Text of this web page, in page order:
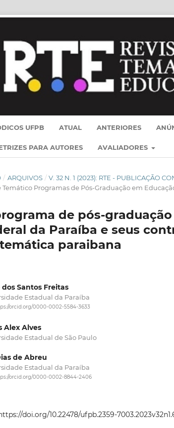
UFPB ATUAL ANTERIORES
PARA AUTORES AVALIADORES
/ ARQUIVOS / V. 32 N. 1 (2023): RTE - PUBLICAÇÃO
Temático Programas de Pós-Graduação em
de pós-
da Paraíba e seus
paraibana
dos Santos Freitas
Estadual da Paraíba
orcid.org/0000-0002-5584-3633
Alex Alves
Estadual de São Paulo
de Abreu
Estadual da Paraíba
orcid.org/0000-0002-8844-2406
doi.org/10.22478/ufpb.2359-